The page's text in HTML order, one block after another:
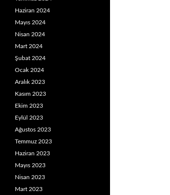
Haziran 2024
Mayıs 2024
Nisan 2024
Mart 2024
Şubat 2024
Ocak 2024
Aralık 2023
Kasım 2023
Ekim 2023
Eylül 2023
Ağustos 2023
Temmuz 2023
Haziran 2023
Mayıs 2023
Nisan 2023
Mart 2023